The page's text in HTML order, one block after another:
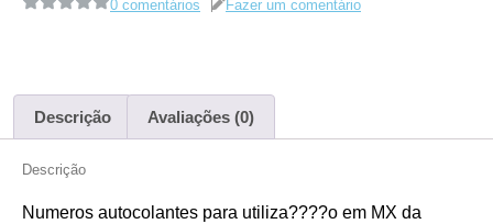
0 comentários Fazer um comentário
Descrição Avaliações (0)
Descrição
Numeros autocolantes para utiliza????o em MX da